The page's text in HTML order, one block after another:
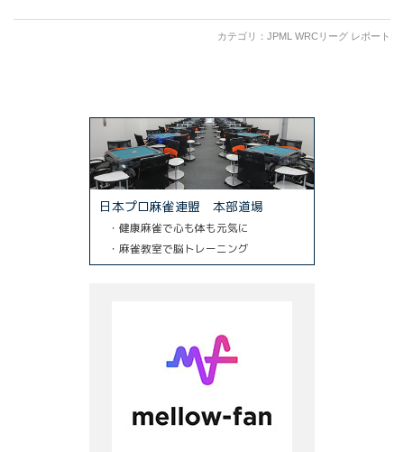
カテゴリ： JPML WRCリーグ レポート
日本プロ麻雀連盟 本部道場
・健康麻雀で心も体も元気に
・麻雀教室で脳トレーニング